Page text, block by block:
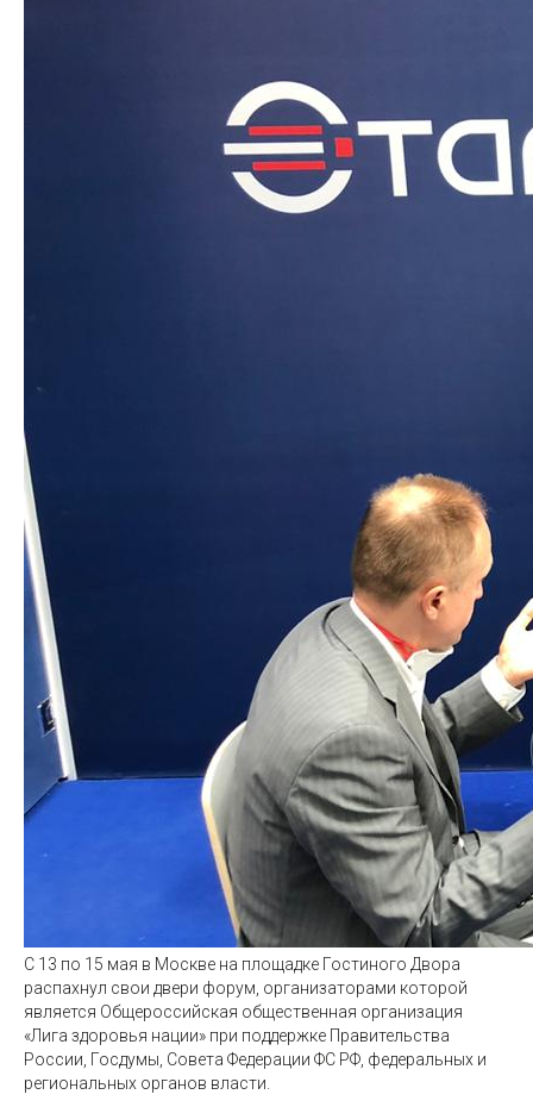
С 13 по 15 мая в Москве на площадке Гостиного Двора
распахнул свои двери форум, организаторами которой
является Общероссийская общественная организация
«Лига здоровья нации» при поддержке Правительства
России, Госдумы, Совета Федерации ФС РФ, федеральных и
региональных органов власти.